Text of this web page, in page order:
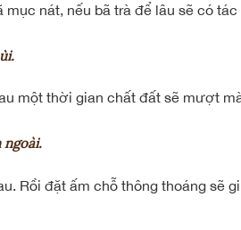
mục nát, nếu bã trà để lâu sẽ có
một thời gian chất đất sẽ mượt
ngoài.
Rồi đặt ấm chỗ thông thoáng sẽ